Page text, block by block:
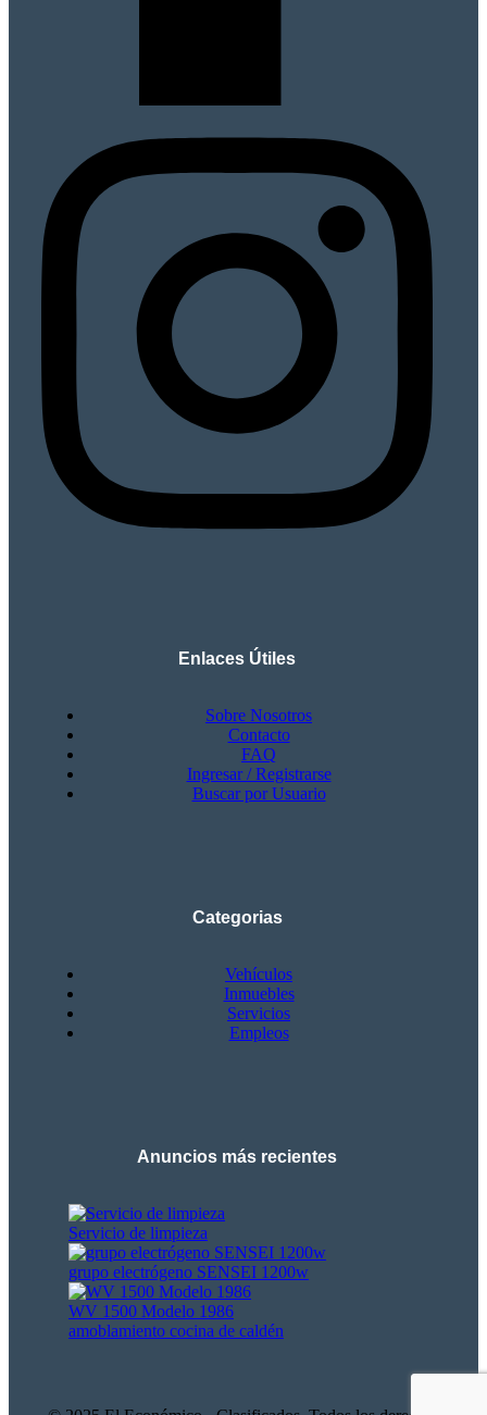
Enlaces Útiles
Sobre Nosotros
Contacto
FAQ
Ingresar / Registrarse
Buscar por Usuario
Categorias
Vehículos
Inmuebles
Servicios
Empleos
Anuncios más recientes
Servicio de limpieza
grupo electrógeno SENSEI 1200w
WV 1500 Modelo 1986
amoblamiento cocina de caldén